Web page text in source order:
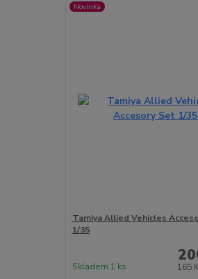
Novinka
Tamiya Allied Vehicles
1/35
165
Skladem 1 ks